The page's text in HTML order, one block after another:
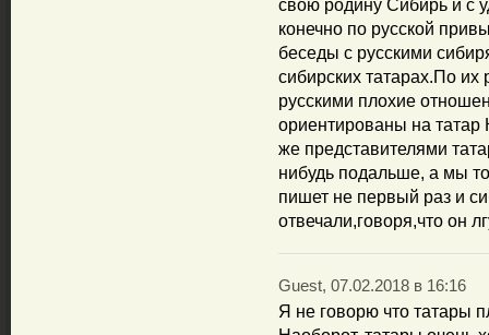
свою родину Сибирь и с
конечно по русской
беседы с русскими
сибирских татарах.По
русскими плохие
ориентированы на татар
же представителями
нибудь подальше, а мы
пишет не первый раз и
отвечали,говоря,что он
Guest, 07.02.2018 в 16:16
Я не говорю что татары